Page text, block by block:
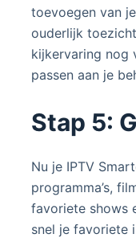
toevoegen van
ouderlijk
kijkervaring nog
passen aan je
Stap 5:
Nu je IPTV
programma’s,
favoriete shows
snel je favoriete